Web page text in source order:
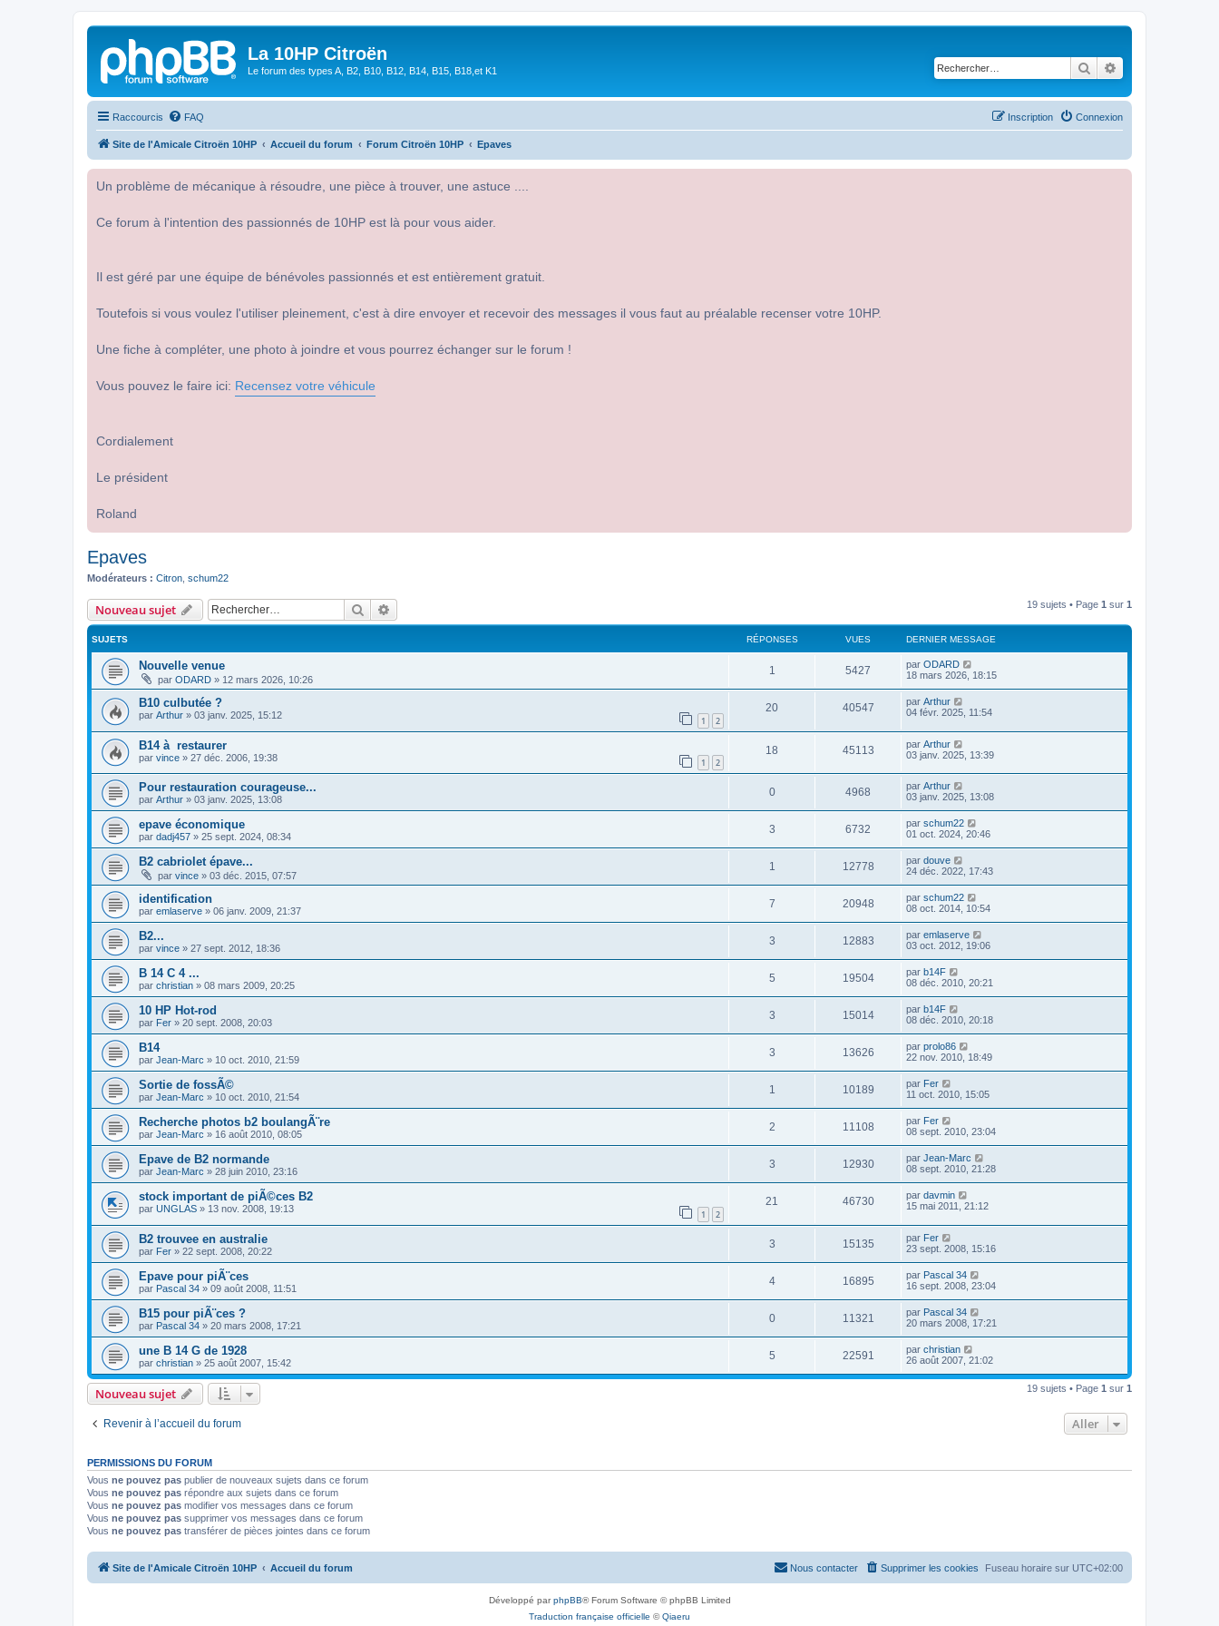
La 10HP Citroën
Le forum des types A, B2, B10, B12, B14, B15, B18,et K1 Rechercher
Raccourcis FAQ Connexion
Inscription
Site de l'Amicale Citroën 10HP Accueil du forum Forum Citroën 10HP Epaves
Un problème de mécanique à résoudre, une pièce à trouver, une astuce ....
Ce forum à l'intention des passionnés de 10HP est là pour vous aider.
Il est géré par une équipe de bénévoles passionnés et est entièrement gratuit.
Toutefois si vous voulez l'utiliser pleinement, c'est à dire envoyer et recevoir des messages il vous faut au préalable recenser votre 10HP.
Une fiche à compléter, une photo à joindre et vous pourrez échanger sur le forum !
Vous pouvez le faire ici: Recensez votre véhicule
Cordialement
Le président
Roland
Epaves
Modérateurs : Citron schum22
Nouveau sujet Rechercher 19 sujets • Page 1 sur 1
SUJETS RÉPONSES VUES DERNIER MESSAGE
Nouvelle venue
par ODARD » 12 mars 2026, 10:26
1 5427 par ODARD
18 mars 2026, 18:15
B10 culbutée ?
par Arthur » 03 janv. 2025, 15:12 1 2
20 40547 par Arthur
04 févr. 2025, 11:54
B14 à restaurer
par vince » 27 déc. 2006, 19:38 1 2
18 45113 par Arthur
03 janv. 2025, 13:39
Pour restauration courageuse...
par Arthur » 03 janv. 2025, 13:08
0 4968 par Arthur
03 janv. 2025, 13:08
epave économique
par dadj457 » 25 sept. 2024, 08:34
3 6732 par schum22
01 oct. 2024, 20:46
B2 cabriolet épave...
par vince » 03 déc. 2015, 07:57
1 12778 par douve
24 déc. 2022, 17:43
identification
par emlaserve » 06 janv. 2009, 21:37
7 20948 par schum22
08 oct. 2014, 10:54
B2...
par vince » 27 sept. 2012, 18:36
3 12883 par emlaserve
03 oct. 2012, 19:06
B 14 C 4 ...
par christian » 08 mars 2009, 20:25
5 19504 par b14F
08 déc. 2010, 20:21
10 HP Hot-rod
par Fer » 20 sept. 2008, 20:03
3 15014 par b14F
08 déc. 2010, 20:18
B14
par Jean-Marc » 10 oct. 2010, 21:59
3 13626 par prolo86
22 nov. 2010, 18:49
Sortie de fossÃ©
par Jean-Marc » 10 oct. 2010, 21:54
1 10189 par Fer
11 oct. 2010, 15:05
Recherche photos b2 boulangÃ¨re
par Jean-Marc » 16 août 2010, 08:05
2 11108 par Fer
08 sept. 2010, 23:04
Epave de B2 normande
par Jean-Marc » 28 juin 2010, 23:16
3 12930 par Jean-Marc
08 sept. 2010, 21:28
stock important de piÃ©ces B2
par UNGLAS » 13 nov. 2008, 19:13 1 2
21 46730 par davmin
15 mai 2011, 21:12
B2 trouvee en australie
par Fer » 22 sept. 2008, 20:22
3 15135 par Fer
23 sept. 2008, 15:16
Epave pour piÃ¨ces
par Pascal 34 » 09 août 2008, 11:51
4 16895 par Pascal 34
16 sept. 2008, 23:04
B15 pour piÃ¨ces ?
par Pascal 34 » 20 mars 2008, 17:21
0 11321 par Pascal 34
20 mars 2008, 17:21
une B 14 G de 1928
par christian » 25 août 2007, 15:42
5 22591 par christian
26 août 2007, 21:02
Nouveau sujet 19 sujets • Page 1 sur 1
Revenir à l’accueil du forum Aller
PERMISSIONS DU FORUM
Vous ne pouvez pas publier de nouveaux sujets dans ce forum
Vous ne pouvez pas répondre aux sujets dans ce forum
Vous ne pouvez pas modifier vos messages dans ce forum
Vous ne pouvez pas supprimer vos messages dans ce forum
Vous ne pouvez pas transférer de pièces jointes dans ce forum
Site de l'Amicale Citroën 10HP Accueil du forum Fuseau horaire sur UTC+02:00
Supprimer les cookies
Nous contacter
Développé parphpBB® Forum Software © phpBB Limited
Traduction française officielle ©Qiaeru